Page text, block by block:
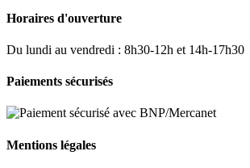
Horaires d'ouverture
Du lundi au vendredi : 8h30-12h et 14h-17h30
Paiements sécurisés
Mentions légales